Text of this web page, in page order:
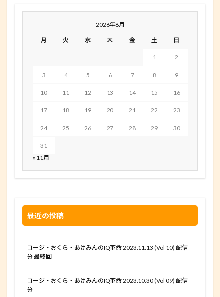
2026年8月
月 火 水 木 金 土 日
1 2
3 4 5 6 7 8 9
10 11 12 13 14 15 16
17 18 19 20 21 22 23
24 25 26 27 28 29 30
31
« 11月
最近の投稿
コージ・おくら・あけみんのIQ革命 2023.11.13 (Vol.10) 配信
分 最終回
コージ・おくら・あけみんのIQ革命 2023.10.30 (Vol.09) 配信
分